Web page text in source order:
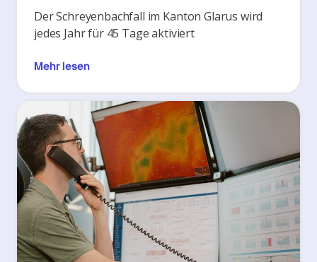
Der Schreyenbachfall im Kanton Glarus wird
jedes Jahr für 45 Tage aktiviert
Mehr lesen